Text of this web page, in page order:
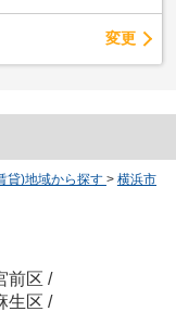
変更
貸)地域から探す > 横浜市
前区 /
生区 /